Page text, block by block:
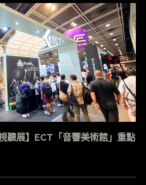
聽展】ECT「音響美術館」重點